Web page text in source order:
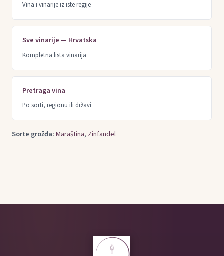
Vina i vinarije iz iste regije
Sve vinarije — Hrvatska
Kompletna lista vinarija
Pretraga vina
Po sorti, regionu ili državi
Sorte grožđa:Maraština, Zinfandel